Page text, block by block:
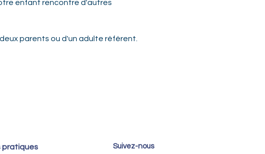
enfant rencontre d'autres
parents ou d'un adulte référent.
pratiques Suivez-nous